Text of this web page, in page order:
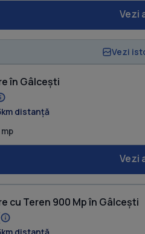
Vezi
Vezi
în Gâlcești
distanță
Vezi
cu Teren 900 Mp în Gâlcești